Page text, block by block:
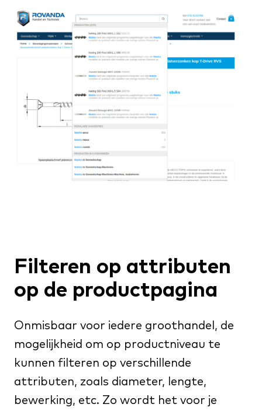
Filteren op attributen
op de productpagina
Onmisbaar voor iedere groothandel, de
mogelijkheid om op productniveau te
kunnen filteren op verschillende
attributen, zoals diameter, lengte,
bewerking, etc. Zo wordt het voor je